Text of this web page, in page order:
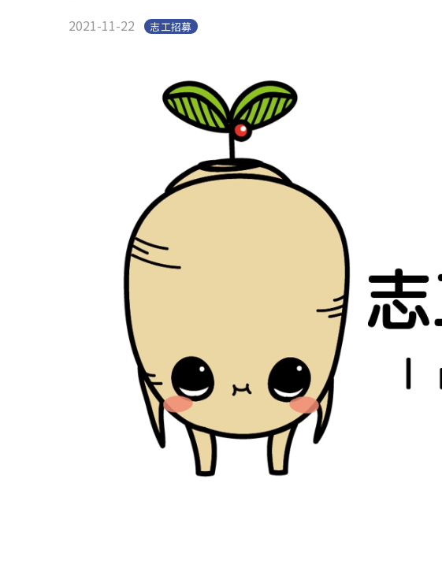
2021-11-22 志工招募